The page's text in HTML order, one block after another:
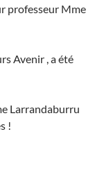
professeur Mme
Avenir , a été
Larrandaburru
!